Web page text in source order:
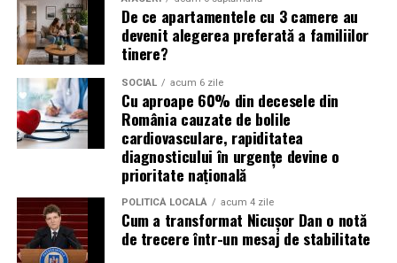
reacționeze înainte de a verifica sursa.
Turneul se încheie pe 19 iulie, iar specialiștii anticipează
o intensificare a activității frauduloase în perioada
finalei. Printre cele mai utilizate pretexte se numără
transmisiunile pirat, biletele revândute, pariurile,
tombolele, concursurile și falsele oferte de călătorie.
Pentru a răspunde riscurilor tot mai complexe,
cyber_Folks a lansat la finalul lunii iunie robo_Folks,
primul asistent AI integrat într-un panou de hosting
din România. Acesta poate efectua, la cererea
De ce apartamentele cu 3 camere au
devenit alegerea preferată a familiilor
tinere?
SOCIAL acum 6 zile
Cu aproape 60% din decesele din
România cauzate de bolile
cardiovasculare, rapiditatea
diagnosticului în urgențe devine o
prioritate națională
POLITICĂ LOCALĂ acum 4 zile
Cum a transformat Nicușor Dan o notă
de trecere într-un mesaj de stabilitate